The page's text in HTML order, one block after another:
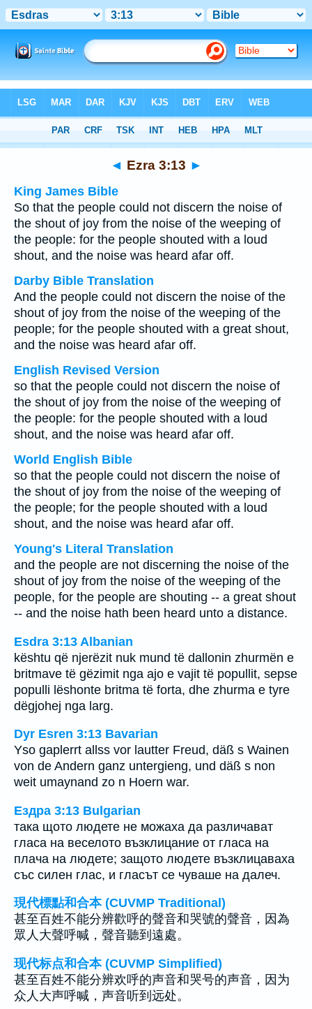
> Ezra 3:13
◄ Ezra 3:13 ►
King James Bible
So that the people could not discern the noise of
the shout of joy from the noise of the weeping of
the people: for the people shouted with a loud
shout, and the noise was heard afar off.
Darby Bible Translation
And the people could not discern the noise of the
shout of joy from the noise of the weeping of the
people; for the people shouted with a great shout,
and the noise was heard afar off.
English Revised Version
so that the people could not discern the noise of
the shout of joy from the noise of the weeping of
the people: for the people shouted with a loud
shout, and the noise was heard afar off.
World English Bible
so that the people could not discern the noise of
the shout of joy from the noise of the weeping of
the people; for the people shouted with a loud
shout, and the noise was heard afar off.
Young's Literal Translation
and the people are not discerning the noise of the
shout of joy from the noise of the weeping of the
people, for the people are shouting -- a great shout
-- and the noise hath been heard unto a distance.
Esdra 3:13 Albanian
kështu që njerëzit nuk mund të dallonin zhurmën e
britmave të gëzimit nga ajo e vajit të popullit, sepse
populli lëshonte britma të forta, dhe zhurma e tyre
dëgjohej nga larg.
Dyr Esren 3:13 Bavarian
Yso gaplerrt allss vor lautter Freud, däß s Wainen
von de Andern ganz untergieng, und däß s non
weit umaynand zo n Hoern war.
Ездра 3:13 Bulgarian
така щото людете не можаха да различават
гласа на веселото възклицание от гласа на
плача на людете; защото людете възклицаваха
със силен глас, и гласът се чуваше на далеч.
現代標點和合本 (CUVMP Traditional)
甚至百姓不能分辨歡呼的聲音和哭號的聲音，因為
眾人大聲呼喊，聲音聽到遠處。
现代标点和合本 (CUVMP Simplified)
甚至百姓不能分辨欢呼的声音和哭号的声音，因为
众人大声呼喊，声音听到远处。